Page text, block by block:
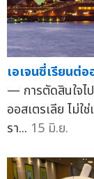
เอเจนซี่เรียนต่
— การตัดสินใจไ
ออสเตรเลีย ไม่ใ
รา... 15 มิ.ย.